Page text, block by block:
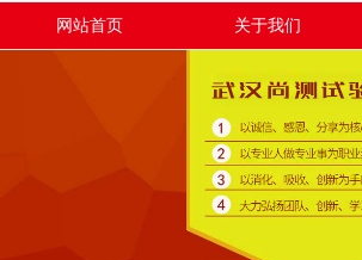
网站首页 关于我们